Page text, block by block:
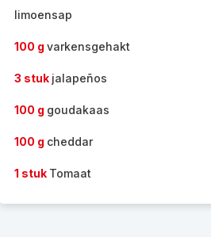
limoensap
100 g varkensgehakt
3 stuk jalapeños
100 g goudakaas
100 g cheddar
1 stuk Tomaat